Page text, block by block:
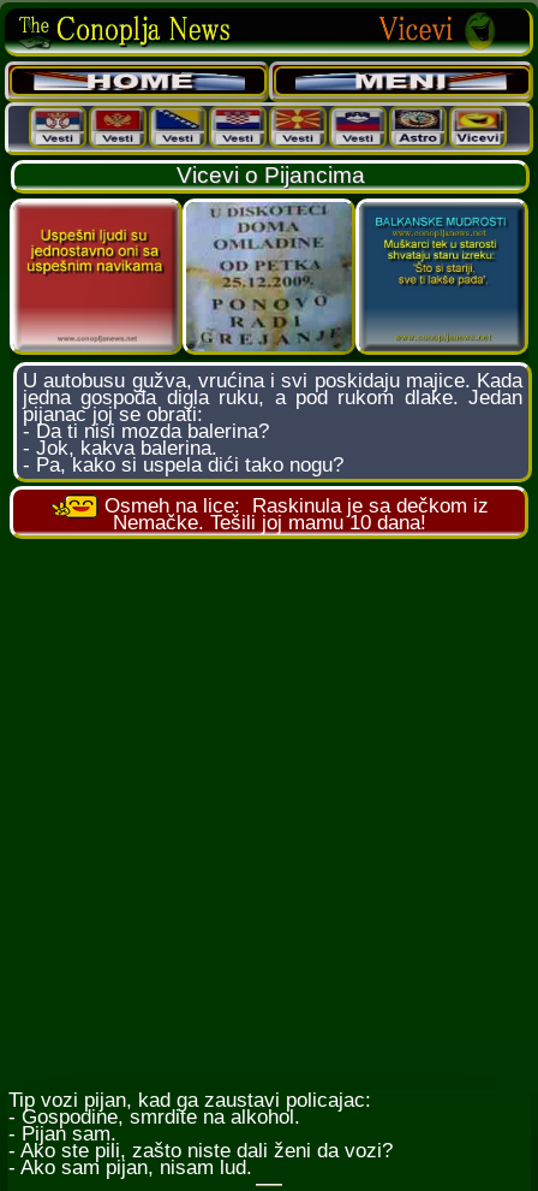
Vicevi o Pijancima
U autobusu gužva, vrućina i svi poskidaju majice. Kada
jedna gospođa digla ruku, a pod rukom dlake. Jedan
pijanac joj se obrati:
- Da ti nisi mozda balerina?
- Jok, kakva balerina.
- Pa, kako si uspela dići tako nogu?
Osmeh na lice: Raskinula je sa dečkom iz
Nemačke. Tešili joj mamu 10 dana!
Tip vozi pijan, kad ga zaustavi policajac:
- Gospodine, smrdite na alkohol.
- Pijan sam.
- Ako ste pili, zašto niste dali ženi da vozi?
- Ako sam pijan, nisam lud.